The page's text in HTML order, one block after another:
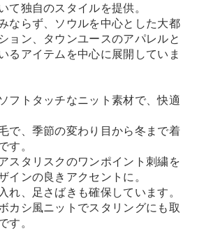
て独自のスタイルを提供。
ならず、ソウルを中心とした大都
ョン、タウンユースのアパレルと
るアイテムを中心に展開していま
フトタッチなニット素材で、快適
で、季節の変わり目から冬まで着
す。
スタリスクのワンポイント刺繍を
インの良きアクセントに。
れ、足さばきも確保しています。
カシ風ニットでスタリングにも取
す。